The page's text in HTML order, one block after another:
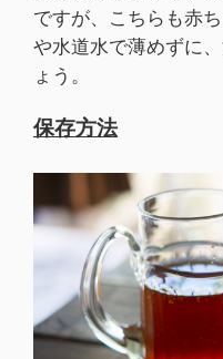
ですが、こちらも赤
や水道水で薄めずに
ょう。
保存方法